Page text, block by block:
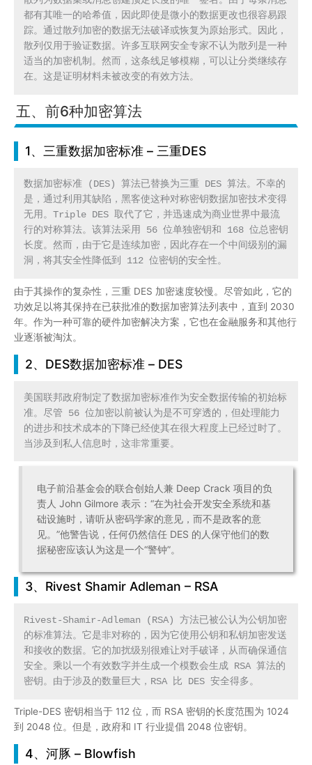
都有其唯一的哈希值，因此即使是微小的数据更改也很容易跟
踪。通过散列加密的数据无法破译或恢复为原始形式。因此，
散列仅用于验证数据。许多互联网安全专家不认为散列是一种
适当的加密机制。然而，这条线足够模糊，可以让分类继续存
在。这是证明材料未被改变的有效方法。
五、前6种加密算法
1、三重数据加密标准 – 三重DES
数据加密标准 (DES) 算法已替换为三重 DES 算法。不幸的
是，通过利用其缺陷，黑客使这种对称密钥数据加密技术变得
无用。Triple DES 取代了它，并迅速成为商业世界中最流
行的对称算法。该算法采用 56 位单独密钥和 168 位总密钥
长度。然而，由于它是连续加密，因此存在一个中间级别的漏
洞，将其安全性降低到 112 位密钥的安全性。
由于其操作的复杂性，三重 DES 加密速度较慢。尽管如此，它的
功效足以将其保持在已获批准的数据加密算法列表中，直到 2030
年。作为一种可靠的硬件加密解决方案，它也在金融服务和其他行
业逐渐被淘汰。
2、DES数据加密标准 – DES
美国联邦政府制定了数据加密标准作为安全数据传输的初始标
准。尽管 56 位加密以前被认为是不可穿透的，但处理能力
的进步和技术成本的下降已经使其在很大程度上已经过时了。
当涉及到私人信息时，这非常重要。
电子前沿基金会的联合创始人兼 Deep Crack 项目的负
责人 John Gilmore 表示：“在为社会开发安全系统和基
础设施时，请听从密码学家的意见，而不是政客的意
见。”他警告说，任何仍然信任 DES 的人保守他们的数
据秘密应该认为这是一个“警钟”。
3、Rivest Shamir Adleman – RSA
Rivest-Shamir-Adleman (RSA) 方法已被公认为公钥加密
的标准算法。它是非对称的，因为它使用公钥和私钥加密发送
和接收的数据。它的加扰级别很难让对手破译，从而确保通信
安全。乘以一个有效数字并生成一个模数会生成 RSA 算法的
密钥。由于涉及的数量巨大，RSA 比 DES 安全得多。
Triple-DES 密钥相当于 112 位，而 RSA 密钥的长度范围为 1024
到 2048 位。但是，政府和 IT 行业提倡 2048 位密钥。
4、河豚 – Blowfish